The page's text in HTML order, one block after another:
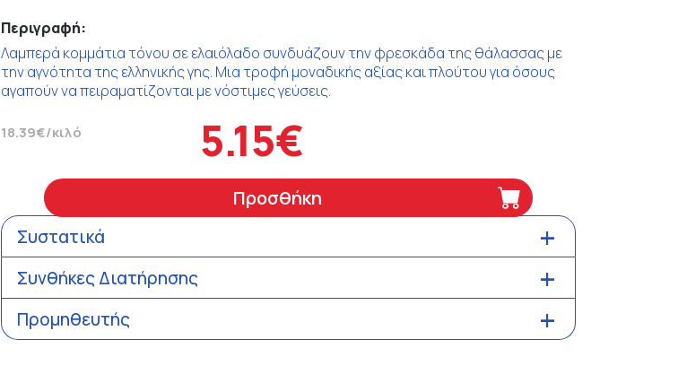
Περιγραφή:
Λαμπερά κομμάτια τόνου σε ελαιόλαδο συνδυάζουν την φρεσκάδα της θάλασσας με
την αγνότητα της ελληνικής γης. Μια τροφή μοναδικής αξίας και πλούτου για όσους
αγαπούν να πειραματίζονται με νόστιμες γεύσεις.
18.39€/κιλό 5.15€
Προσθήκη
Συστατικά
Συνθήκες Διατήρησης
Προμηθευτής